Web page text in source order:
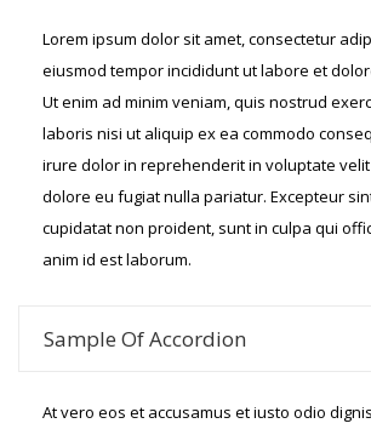
Lorem ipsum dolor sit amet, consectetur
eiusmod tempor incididunt ut labore et
Ut enim ad minim veniam, quis nostrud
laboris nisi ut aliquip ex ea commodo
irure dolor in reprehenderit in voluptate
dolore eu fugiat nulla pariatur. Excepteur
cupidatat non proident, sunt in culpa qui
anim id est laborum.
Sample Of Accordion
At vero eos et accusamus et iusto odio